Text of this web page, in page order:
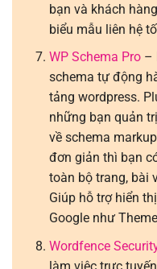
bạn và khách
biểu mẫu liên hệ
WP Schema Pro–
schema tự động
tảng wordpress.
những bạn quản
về schema
đơn giản thì bạn
toàn bộ trang, bài
Giúp hỗ trợ hiển
Google như
Wordfence